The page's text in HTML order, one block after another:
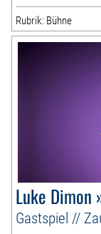
Rubrik: Bühne
Luke Dimon
Gastspiel //